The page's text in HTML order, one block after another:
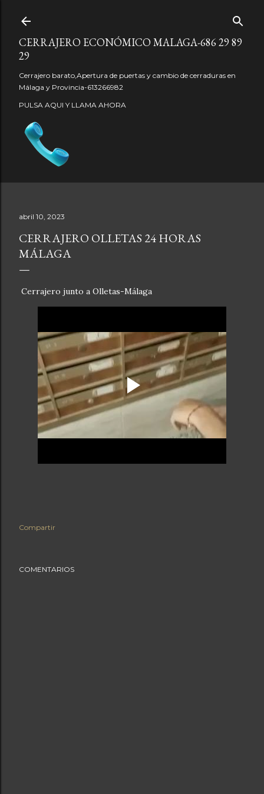
CERRAJERO ECONÓMICO MALAGA-686 29 89
29
Cerrajero barato,Apertura de puertas y cambio de cerraduras en
Málaga y Provincia-613266982
PULSA AQUI Y LLAMA AHORA
abril 10, 2023
CERRAJERO OLLETAS 24 HORAS
MÁLAGA
Cerrajero junto a Olletas-Málaga
Compartir
COMENTARIOS